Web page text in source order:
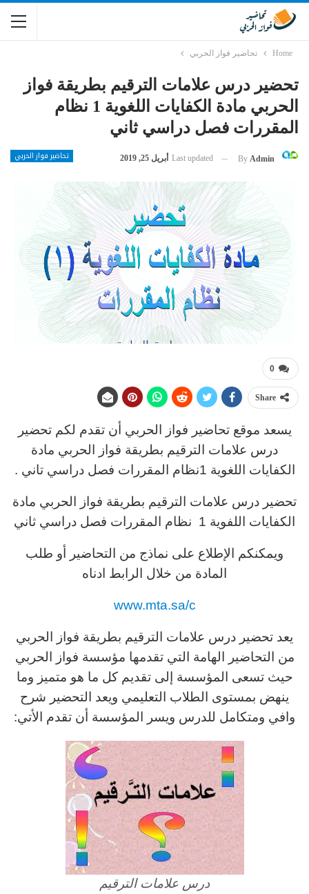
Home تحاضير فواز الحربي
تحضير درس علامات الترقيم بطريقة فواز
الحربي مادة الكفايات اللغوية 1 نظام
المقررات فصل دراسي ثاني
تحاضير فواز الحربي By Admin
Last updated أبريل 25, 2019
0
Share
يسعد موقع تحاضير فواز الحربي أن تقدم لكم تحضير
درس علامات الترقيم بطريقة فواز الحربي مادة
الكفايات اللغوية 1نظام المقررات فصل دراسي تاني .
تحضير درس علامات الترقيم بطريقة فواز الحربي مادة
الكفايات اللفوية 1 نظام المقررات فصل دراسي ثاني
ويمكنكم الإطلاع على نماذج من التحاضير أو طلب
المادة من خلال الرابط ادناه
www.mta.sa/c
يعد تحضير درس علامات الترقيم بطريقة فواز الحربي
من التحاضير الهامة التي تقدمها مؤسسة فواز الحربي
حيث تسعى المؤسسة إلى تقديم كل ما هو متميز وما
ينهض بمستوى الطلاب التعليمي ويعد التحضير شرح
وافي ومتكامل للدرس ويسر المؤسسة أن تقدم الأتي:
درس علامات الترقيم